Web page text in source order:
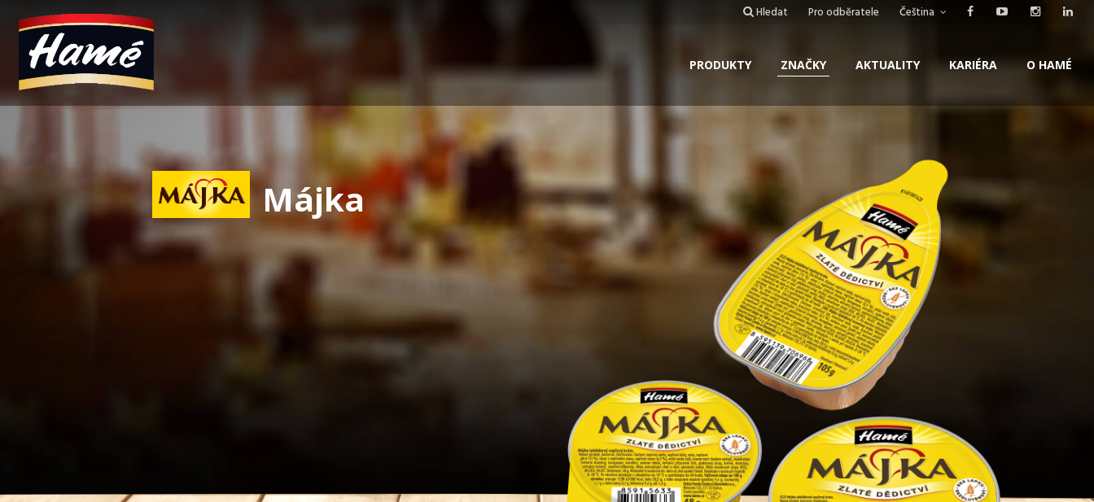
PRODUKTY ZNAČKY AKTUALITY KARIÉRA O HAMÉ
Čeština
Pro odběratele
Hledat
Májka